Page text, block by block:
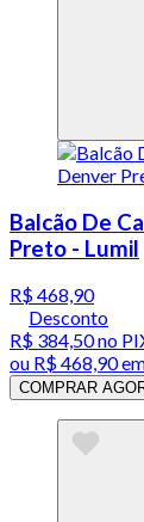
Balcão De
Preto - Lumil
R$ 468,90
Desconto
R$ 384,50no
ou R$ 468,90
COMPRAR